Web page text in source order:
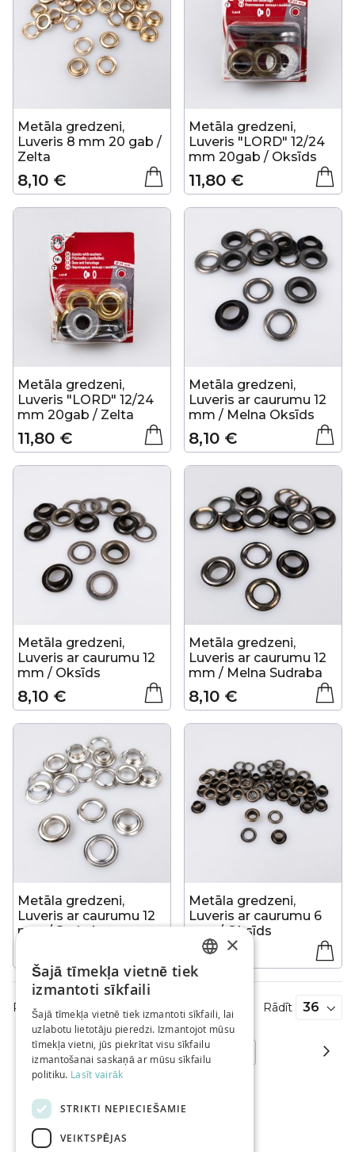
Metāla gredzeni,
Luveris 8 mm 20 gab /
Zelta
8,10 €
Metāla gredzeni,
Luveris "LORD" 12/24
mm 20gab / Oksīds
11,80 €
Metāla gredzeni,
Luveris "LORD" 12/24
mm 20gab / Zelta
11,80 €
Metāla gredzeni,
Luveris ar caurumu 12
mm / Melna Oksīds
8,10 €
Metāla gredzeni,
Luveris ar caurumu 12
mm / Oksīds
8,10 €
Metāla gredzeni,
Luveris ar caurumu 12
mm / Melna Sudraba
8,10 €
Metāla gredzeni,
Luveris ar caurumu 12
mm / Sudraba
Metāla gredzeni,
Luveris ar caurumu 6
mm / Oksīds
8,10 €
Produkti 36 no 170 Rādīt
Lapa
You're
currently
reading
1 Lapa
2 Lapa
3 ...
ENGLISH
×
Šajā tīmekļa vietnē tiek
izmantoti sīkfaili
Šajā tīmekļa vietnē tiek izmantoti sīkfaili, lai
uzlabotu lietotāju pieredzi. Izmantojot mūsu
tīmekļa vietni, jūs piekrītat visu sīkfailu
izmantošanai saskaņā ar mūsu sīkfailu
politiku. Lasīt vairāk
STRIKTI NEPIECIEŠAMIE
VEIKTSPĒJAS